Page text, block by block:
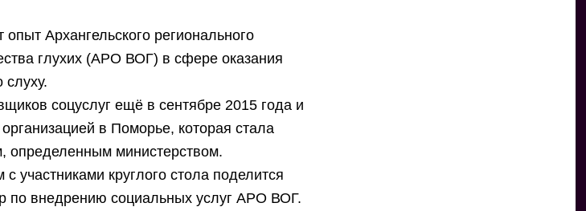
Архангельского регионального
глухих (АРО ВОГ) в сфере оказания
соцуслуг ещё в сентябре 2015 года и
в Поморье, которая стала
определенным министерством.
круглого стола поделится
по внедрению социальных услуг АРО ВОГ.